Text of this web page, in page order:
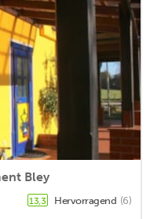
Bley
13,3 Hervorragend (6)